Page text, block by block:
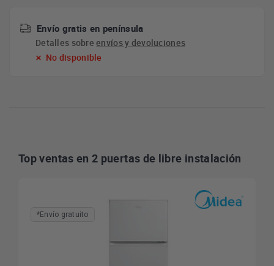
Envío gratis en península
Detalles sobreenvíos y devoluciones
No disponible
Top ventas en 2 puertas de libre instalación
*Envío gratuito